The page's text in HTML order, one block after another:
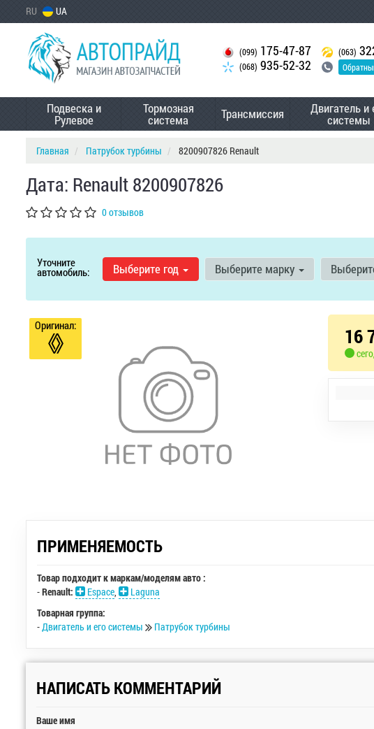
RU UA
(099) 175-47-87
(068) 935-52-32
(063)
Подвеска и
Рулевое
Тормозная
система Трансмиссия Двигатель и
системы
Главная Патрубок турбины 8200907826 Renault
Дата: Renault 8200907826
0 отзывов
Уточните
автомобиль: Выберите год Выберите марку
Оригинал: 16
ПРИМЕНЯЕМОСТЬ
Товар подходит к маркам/моделям авто :
-Renault: Espace,
Laguna
Товарная группа:
-Двигатель и его системы Патрубок турбины
НАПИСАТЬ КОММЕНТАРИЙ
Ваше имя